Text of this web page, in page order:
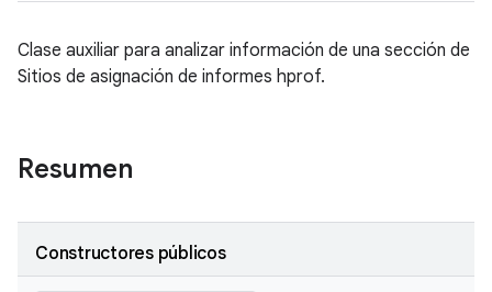
Clase auxiliar para analizar información de una sección de
Sitios de asignación de informes hprof.
Resumen
Constructores públicos